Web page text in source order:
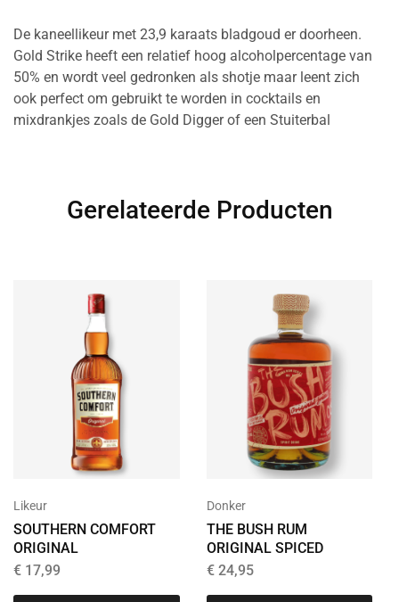
De kaneellikeur met 23,9 karaats bladgoud er doorheen.
Gold Strike heeft een relatief hoog alcoholpercentage van
50% en wordt veel gedronken als shotje maar leent zich
ook perfect om gebruikt te worden in cocktails en
mixdrankjes zoals de Gold Digger of een Stuiterbal
Gerelateerde Producten
Likeur
SOUTHERN COMFORT
ORIGINAL
€ 17,99
Donker
THE BUSH RUM
ORIGINAL SPICED
€24,95